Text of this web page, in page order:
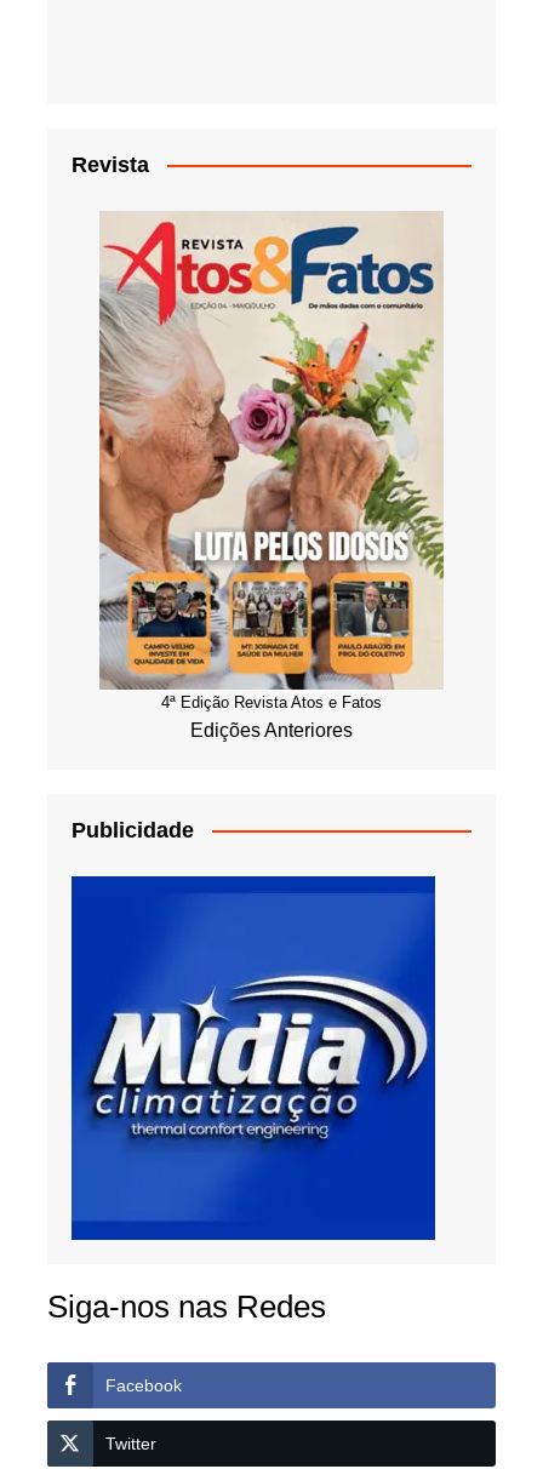
Revista
4ª Edição Revista Atos e Fatos
Edições Anteriores
Publicidade
Siga-nos nas Redes
Facebook
Twitter